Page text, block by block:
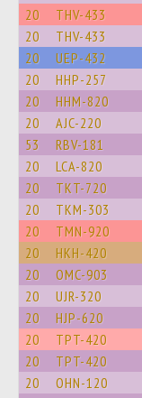
20 THV-433
20 THV-433
20 UEP-432
20 HHP-257
20 HHM-820
20 AJC-220
53 RBV-181
20 LCA-820
20 TKT-720
20 TKM-303
20 TMN-920
20 HKH-420
20 OMC-903
20 UJR-320
20 HJP-620
20 TPT-420
20 TPT-420
20 OHN-120